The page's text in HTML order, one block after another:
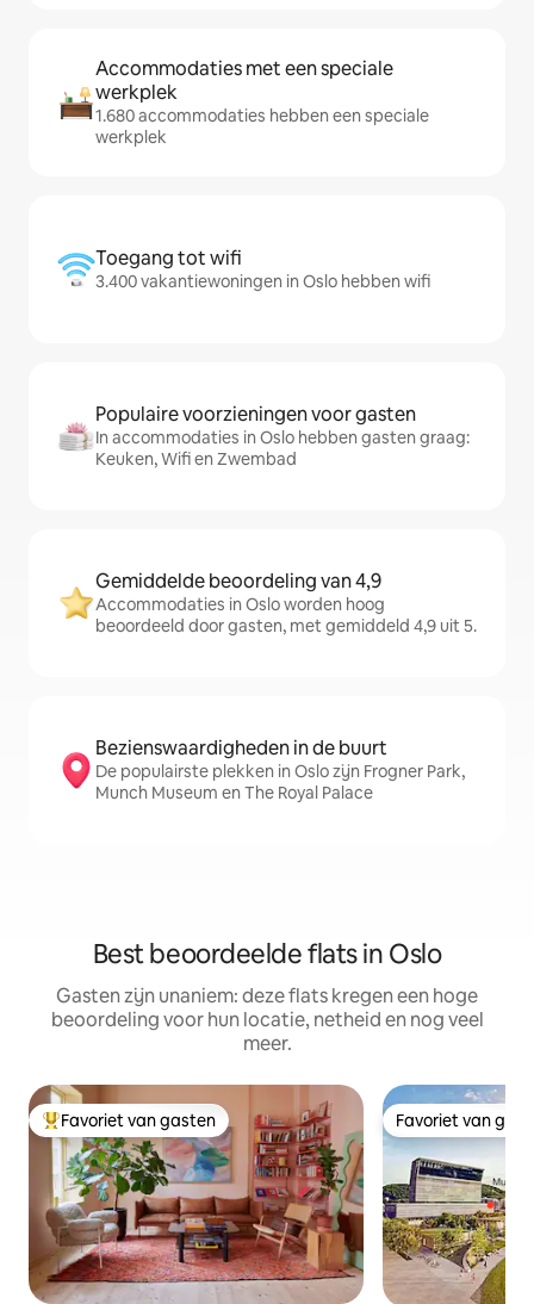
Accommodaties met een speciale
werkplek
1.680 accommodaties hebben een speciale
werkplek
Toegang tot wifi
3.400 vakantiewoningen in Oslo hebben wifi
Populaire voorzieningen voor gasten
In accommodaties in Oslo hebben gasten graag:
Keuken, Wifi en Zwembad
Gemiddelde beoordeling van 4,9
Accommodaties in Oslo worden hoog
beoordeeld door gasten, met gemiddeld 4,9 uit 5.
Bezienswaardigheden in de buurt
De populairste plekken in Oslo zijn Frogner Park,
Munch Museum en The Royal Palace
Best beoordeelde flats in Oslo
Gasten zijn unaniem: deze flats kregen een hoge
beoordeling voor hun locatie, netheid en nog veel
meer.
Topfavoriet van gasten
Favoriet van gasten Favoriet van
Favoriet van